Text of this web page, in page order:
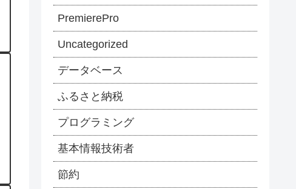
PremierePro
Uncategorized
データベース
ふるさと納税
プログラミング
基本情報技術者
節約